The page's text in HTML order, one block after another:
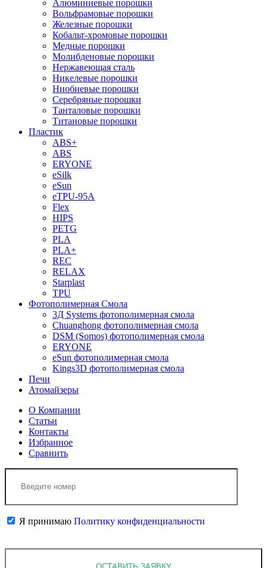
Алюминиевые порошки
Вольфрамовые порошки
Железные порошки
Кобальт-хромовые порошки
Медные порошки
Молибденовые порошки
Нержавеющая сталь
Никелевые порошки
Ниобиевые порошки
Серебряные порошки
Танталовые порошки
Титановые порошки
Пластик
ABS+
ABS
ERYONE
eSilk
eSun
eTPU-95A
Flex
HIPS
PETG
PLA
PLA+
REC
RELAX
Starplast
TPU
Фотополимерная Смола
3Д Systems фотополимерная смола
Chuanghong фотополимерная смола
DSM (Somos) фотополимерная смола
ERYONE
eSun фотополимерная смола
Kings3D фотополимерная смола
Печи
Атомайзеры
О Компании
Статьи
Контакты
Избранное
Сравнить
Я принимаю Политику конфиденциальности